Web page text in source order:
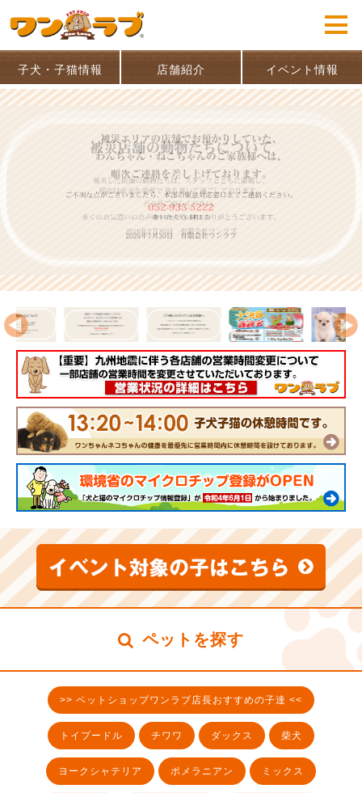
子犬・子猫情報 店舗紹介 イベント情報
ペットを探す
>> ペットショップワンラブ店長おすすめの子達 <<
トイプードル チワワ ダックス 柴犬
ヨークシャテリア ポメラニアン ミックス